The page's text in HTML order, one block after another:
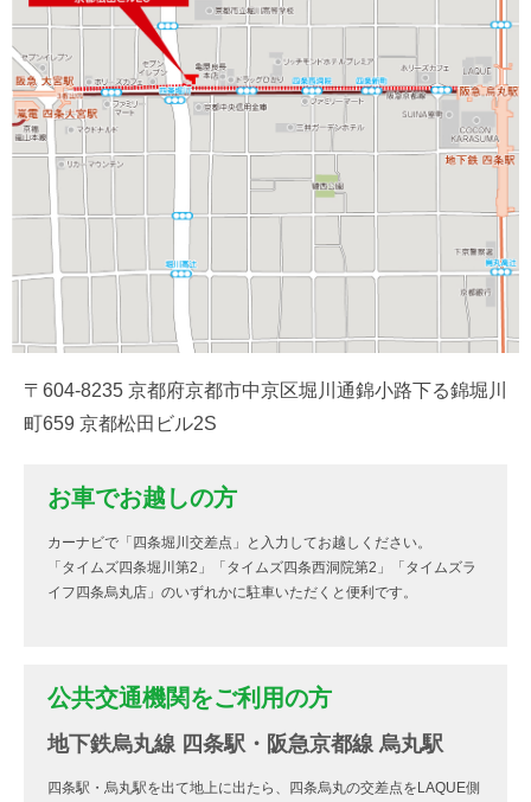
〒604-8235 京都府京都市中京区堀川通錦小路下る錦堀川
町659 京都松田ビル2S
お車でお越しの方
カーナビで「四条堀川交差点」と入力してお越しください。
「タイムズ四条堀川第2」「タイムズ四条西洞院第2」「タイムズラ
イフ四条烏丸店」のいずれかに駐車いただくと便利です。
公共交通機関をご利用の方
地下鉄烏丸線 四条駅・阪急京都線 烏丸駅
四条駅・烏丸駅を出て地上に出たら、四条烏丸の交差点をLAQUE側